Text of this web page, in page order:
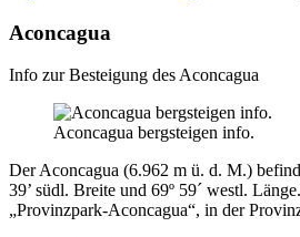
Aconcagua
Info zur Besteigung des Aconcagua
Aconcagua bergsteigen info.
Der Aconcagua (6.962 m ü. d. M.)
39’ südl. Breite und 69º 59´ westl.
„Provinzpark-Aconcagua“, in der